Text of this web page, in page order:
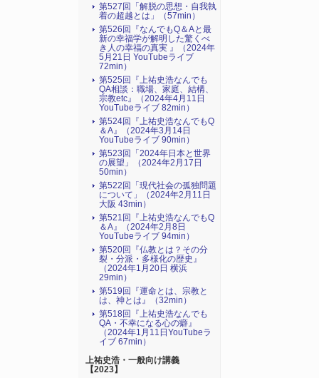
第527回「解脱の思想・自我執
着の超越とは」（57min）
第526回『なんでもQ＆Aと最
新の幸福学が解明した驚くべ
き人の幸福の真実 』（2024年
5月21日 YouTubeライブ
72min）
第525回『上祐史浩なんでも
QA相談：職場、家庭、結構、
宗教etc』（2024年4月11日
YouTubeライブ 82min）
第524回『上祐史浩なんでもQ
＆A』（2024年3月14日
YouTubeライブ 90min）
第523回「2024年日本と世界
の展望」（2024年2月17日
50min）
第522回「現代社会の孤独問題
について」（2024年2月11日
大阪 43min）
第521回『上祐史浩なんでもQ
＆A』（2024年2月8日
YouTubeライブ 94min）
第520回『仏教とは？その分
裂・分派・多様化の歴史』
（2024年1月20日 横浜
29min）
第519回『運命とは、宗教と
は、神とは』（32min）
第518回『上祐史浩なんでも
QA・不幸になる心の癖』
（2024年1月11日YouTubeラ
イブ 67min）
上祐史浩・一般向け講義
【2023】